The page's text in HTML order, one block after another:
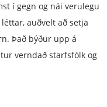
í gegn og nái verulegu
auðvelt að setja
Það býður upp á
verndað starfsfólk og